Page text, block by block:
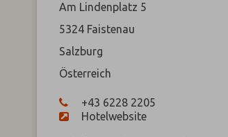
Am Lindenplatz 5
5324 Faistenau
Salzburg
Österreich
+43 6228 2205
Hotelwebsite